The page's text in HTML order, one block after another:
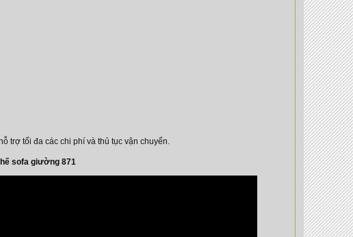
trợ tối đa các chi phí và thủ tục vận chuyển.
sofa giường 871